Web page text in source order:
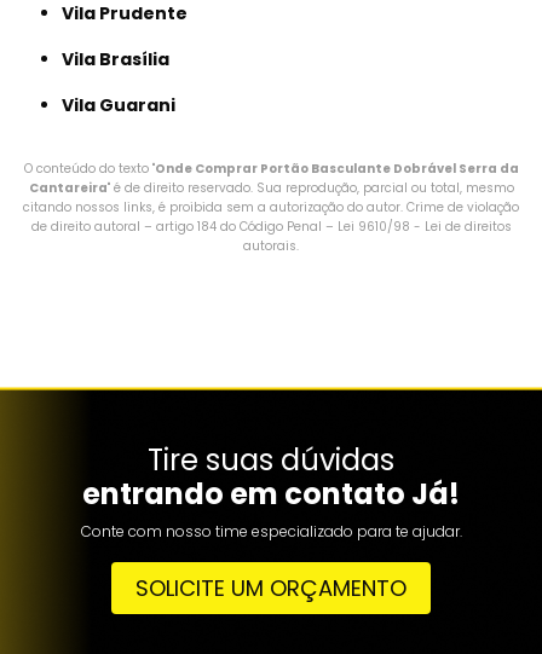
Vila Prudente
Vila Brasília
Vila Guarani
O conteúdo do texto "Onde Comprar Portão Basculante Dobrável Serra da
Cantareira" é de direito reservado. Sua reprodução, parcial ou total, mesmo
citando nossos links, é proibida sem a autorização do autor. Crime de violação
de direito autoral – artigo 184 do Código Penal – Lei 9610/98 - Lei de direitos
autorais.
Tire suas dúvidas
entrando em contato Já!
Conte com nosso time especializado para te ajudar.
SOLICITE UM ORÇAMENTO